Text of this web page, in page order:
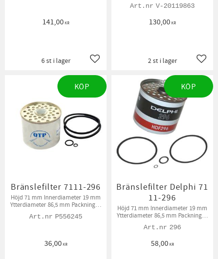
141,00KR
Lägg till i favoriter
6 st i lager
V-20119863
130,00KR
2 st i lager
Bränslefilter 7111-296
Höjd 71 mm Innerdiameter 19 mm
Ytterdiameter 86,5 mm Packningar
P556245
36,00KR
KÖP
Bränslefilter Delphi 71
11-296
Höjd 71 mm Innerdiameter 19 mm
Ytterdiameter 86,5 mm Packningar
296
58,00KR
KÖP